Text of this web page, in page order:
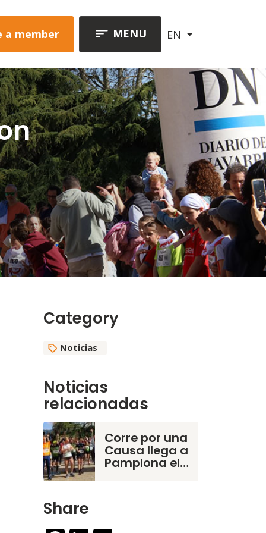
a member
EN
MENU
Category
Noticias
Noticias
relacionadas
Corre por una
Causa llega a
Pamplona el…
Share